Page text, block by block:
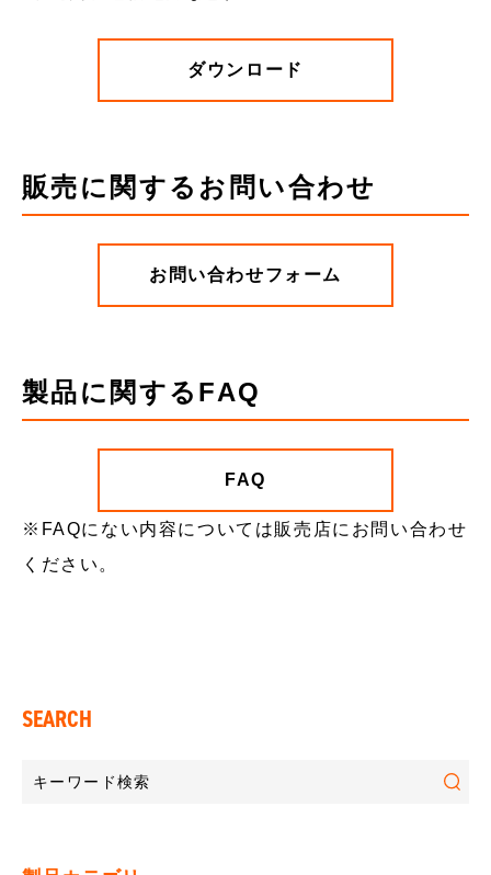
ダウンロード
販売に関するお問い合わせ
お問い合わせフォーム
製品に関するFAQ
FAQ
※FAQにない内容については販売店にお問い合わせ
ください。
SEARCH